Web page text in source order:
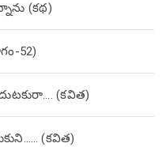
(క‌థ‌)
52)
(కవిత)
(కవిత)